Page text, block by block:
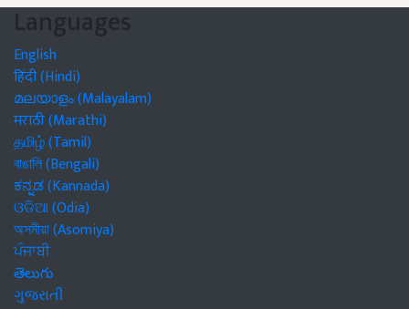
Languages
English
हिंदी (Hindi)
മലയാളം (Malayalam)
मराठी (Marathi)
தமிழ் (Tamil)
বাঙালি (Bengali)
ಕನ್ನಡ (Kannada)
ଓଡିଆ (Odia)
অসমীয়া (Asomiya)
ਪੰਜਾਬੀ
తెలుగు
ગુજરાતી